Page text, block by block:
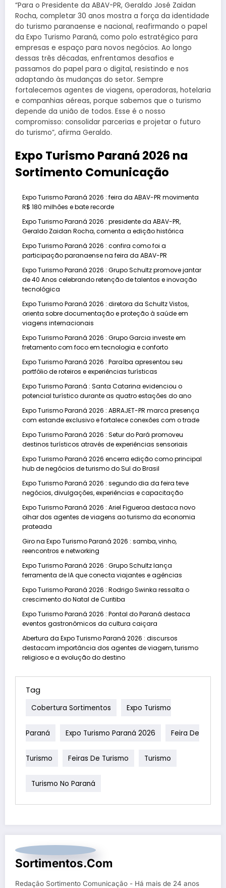
“Para o Presidente da ABAV-PR, Geraldo José Zaidan
Rocha, completar 30 anos mostra a força da identidade
do turismo paranaense e nacional, reafirmando o papel
da Expo Turismo Paraná, como polo estratégico para
empresas e espaço para novos negócios. Ao longo
dessas três décadas, enfrentamos desafios e
passamos do papel para o digital, resistindo e nos
adaptando às mudanças do setor. Sempre
fortalecemos agentes de viagens, operadoras, hotelaria
e companhias aéreas, porque sabemos que o turismo
depende da união de todos. Esse é o nosso
compromisso: consolidar parcerias e projetar o futuro
do turismo”, afirma Geraldo.
Expo Turismo Paraná 2026 na
Sortimento Comunicação
Expo Turismo Paraná 2026 : feira da ABAV-PR movimenta
R$ 180 milhões e bate recorde
Expo Turismo Paraná 2026 : presidente da ABAV-PR,
Geraldo Zaidan Rocha, comenta a edição histórica
Expo Turismo Paraná 2026 : confira como foi a
participação paranaense na feira da ABAV-PR
Expo Turismo Paraná 2026 : Grupo Schultz promove jantar
de 40 Anos celebrando retenção de talentos e inovação
tecnológica
Expo Turismo Paraná 2026 : diretora da Schultz Vistos,
orienta sobre documentação e proteção à saúde em
viagens internacionais
Expo Turismo Paraná 2026 : Grupo Garcia investe em
fretamento com foco em tecnologia e conforto
Expo Turismo Paraná 2026 : Paraíba apresentou seu
portfólio de roteiros e experiências turísticas
Expo Turismo Paraná : Santa Catarina evidenciou o
potencial turístico durante as quatro estações do ano
Expo Turismo Paraná 2026 : ABRAJET-PR marca presença
com estande exclusivo e fortalece conexões com o trade
Expo Turismo Paraná 2026 : Setur do Pará promoveu
destinos turísticos através de experiências sensoriais
Expo Turismo Paraná 2026 encerra edição como principal
hub de negócios de turismo do Sul do Brasil
Expo Turismo Paraná 2026 : segundo dia da feira teve
negócios, divulgações, experiências e capacitação
Expo Turismo Paraná 2026 : Ariel Figueroa destaca novo
olhar dos agentes de viagens ao turismo da economia
prateada
Giro na Expo Turismo Paraná 2026 : samba, vinho,
reencontros e networking
Expo Turismo Paraná 2026 : Grupo Schultz lança
ferramenta de IA que conecta viajantes e agências
Expo Turismo Paraná 2026 : Rodrigo Swinka ressalta o
crescimento do Natal de Curitiba
Expo Turismo Paraná 2026 : Pontal do Paraná destaca
eventos gastronômicos da cultura caiçara
Abertura da Expo Turismo Paraná 2026 : discursos
destacam importância dos agentes de viagem, turismo
religioso e a evolução do destino
Tag
Cobertura Sortimentos Expo Turismo
Paraná Expo Turismo Paraná 2026 Feira De
Turismo Feiras De Turismo Turismo
Turismo No Paraná
Sortimentos.com
Redação Sortimento Comunicação - Há mais de 24 anos